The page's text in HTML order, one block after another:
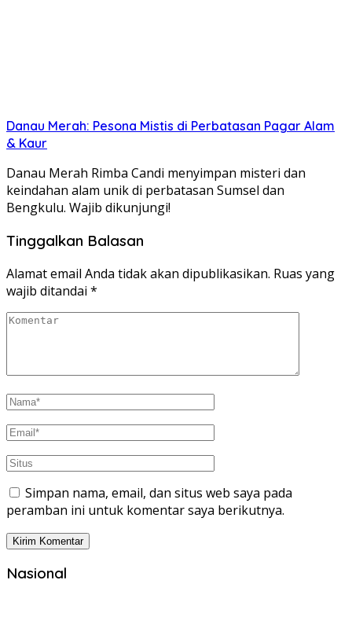
Danau Merah: Pesona Mistis di Perbatasan Pagar Alam
& Kaur
Danau Merah Rimba Candi menyimpan misteri dan
keindahan alam unik di perbatasan Sumsel dan
Bengkulu. Wajib dikunjungi!
Tinggalkan Balasan
Alamat email Anda tidak akan dipublikasikan. Ruas yang
wajib ditandai *
Simpan nama, email, dan situs web saya pada
peramban ini untuk komentar saya berikutnya.
Nasional